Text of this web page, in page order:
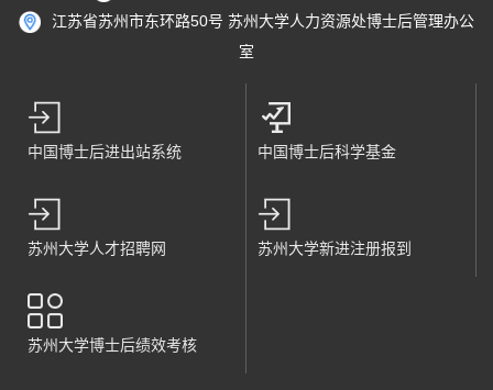
江苏省苏州市东环路50号 苏州大学人力资源处博士后管理办公
室
中国博士后进出站系统 中国博士后科学基金
苏州大学人才招聘网 苏州大学新进注册报到
苏州大学博士后绩效考核